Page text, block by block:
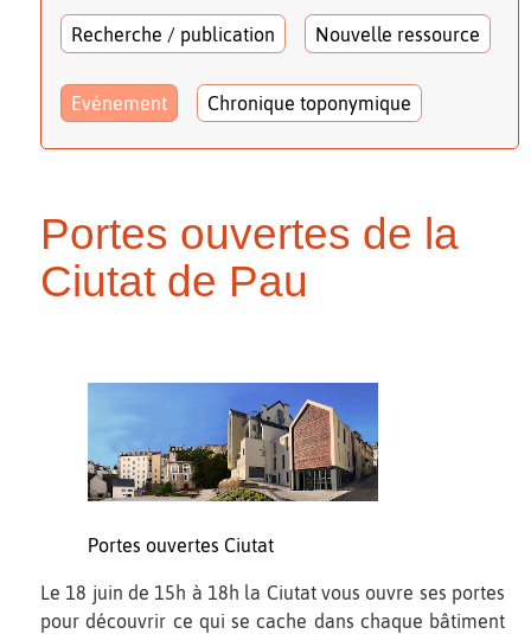
Recherche / publication Nouvelle ressource
Evénement Chronique toponymique
Portes ouvertes de la
Ciutat de Pau
Portes ouvertes Ciutat
Le 18 juin de 15h à 18h la Ciutat vous ouvre ses portes
pour découvrir ce qui se cache dans chaque bâtiment